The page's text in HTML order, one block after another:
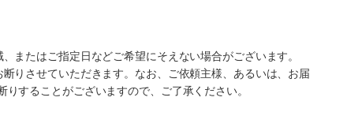
またはご指定日などご希望にそえない場合がございます。
りさせていただきます。なお、ご依頼主様、あるいは、お届
することがございますので、ご了承ください。